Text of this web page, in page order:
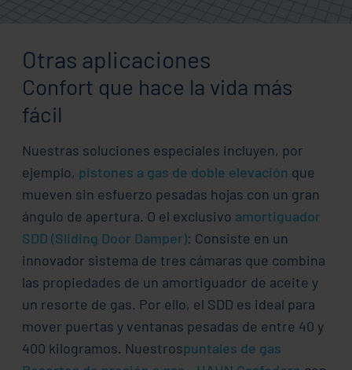
Otras aplicaciones
Confort que hace la vida más
fácil
Nuestras soluciones especiales incluyen, por
ejemplo, pistones a gas de doble elevación que
mueven sin esfuerzo pesadas hojas con un gran
ángulo de apertura. O el exclusivo amortiguador
SDD (Sliding Door Damper): Consiste en un
innovador sistema de tres cámaras que combina
las propiedades de un amortiguador de aceite y
un resorte de gas. Por ello, el SDD es ideal para
mover puertas y ventanas pesadas de entre 40 y
400 kilogramos. Nuestrospuntales de gas